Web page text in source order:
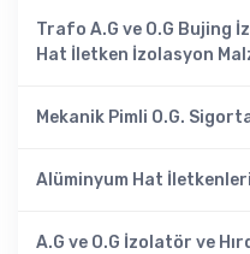
Trafo A.G ve O.G Bujing
Hat İletken İzolasyon
Mekanik Pimli O.G.
Alüminyum Hat
A.G ve O.G İzolatör ve